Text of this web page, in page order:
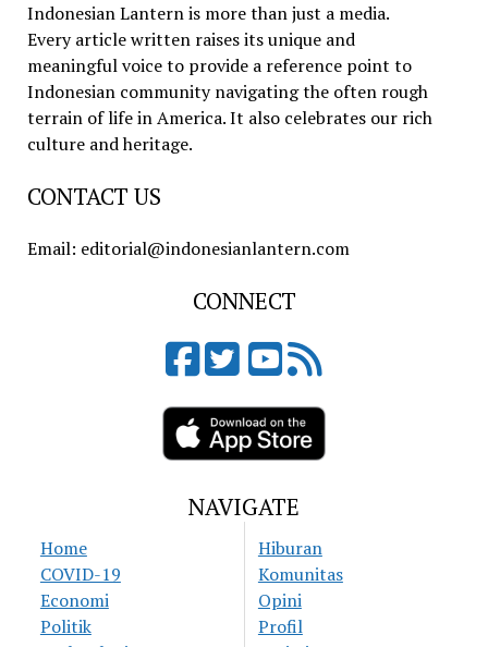
Indonesian Lantern is more than just a media.
Every article written raises its unique and
meaningful voice to provide a reference point to
Indonesian community navigating the often rough
terrain of life in America. It also celebrates our rich
culture and heritage.
CONTACT US
Email: editorial@indonesianlantern.com
CONNECT
NAVIGATE
Home
COVID-19
Economi
Politik
Hiburan
Komunitas
Opini
Profil